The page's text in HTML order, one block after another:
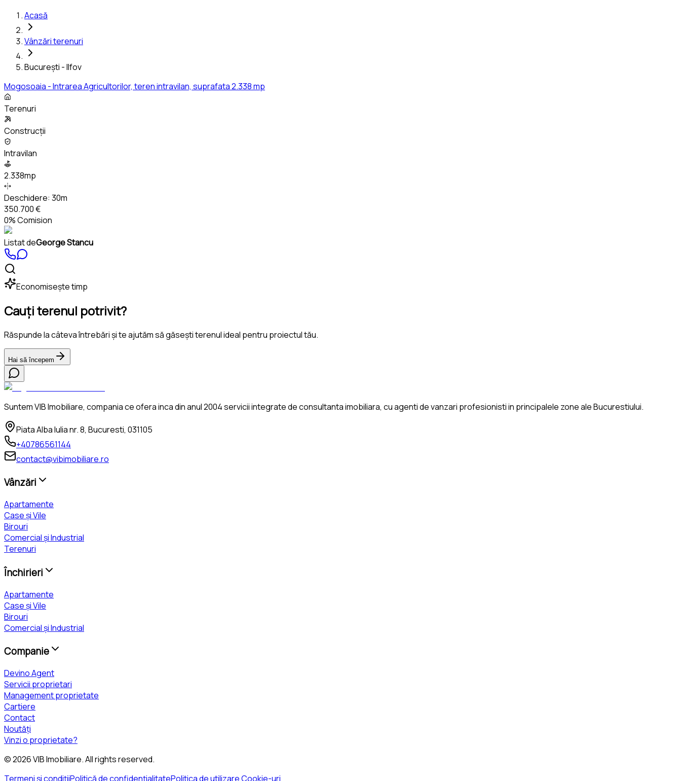
Acasă
Vânzări terenuri
București - Ilfov
Mogosoaia - Intrarea Agricultorilor, teren intravilan, suprafata 2.338 mp
Terenuri
Construcții
Intravilan
2.338mp
Deschidere: 30m
350.700 €
0% Comision
Listat deGeorge Stancu
Economisește timp
Cauți terenul potrivit?
Răspunde la câteva întrebări și te ajutăm să găsești terenul ideal pentru proiectul tău.
Hai să începem
Suntem VIB Imobiliare, compania ce ofera inca din anul 2004 servicii integrate de consultanta imobiliara, cu agenti de vanzari profesionisti in principalele zone ale Bucurestiului.
Piata Alba Iulia nr. 8, Bucuresti, 031105
+40786561144
contact@vibimobiliare.ro
Vânzări
Apartamente
Case și Vile
Birouri
Comercial și Industrial
Terenuri
Închirieri
Apartamente
Case și Vile
Birouri
Comercial și Industrial
Companie
Devino Agent
Servicii proprietari
Management proprietate
Cartiere
Contact
Noutăți
Vinzi o proprietate?
©2026VIB Imobiliare. All rights reserved.
Termeni și condițiiPolitică de confidențialitatePolitica de utilizare Cookie-uri